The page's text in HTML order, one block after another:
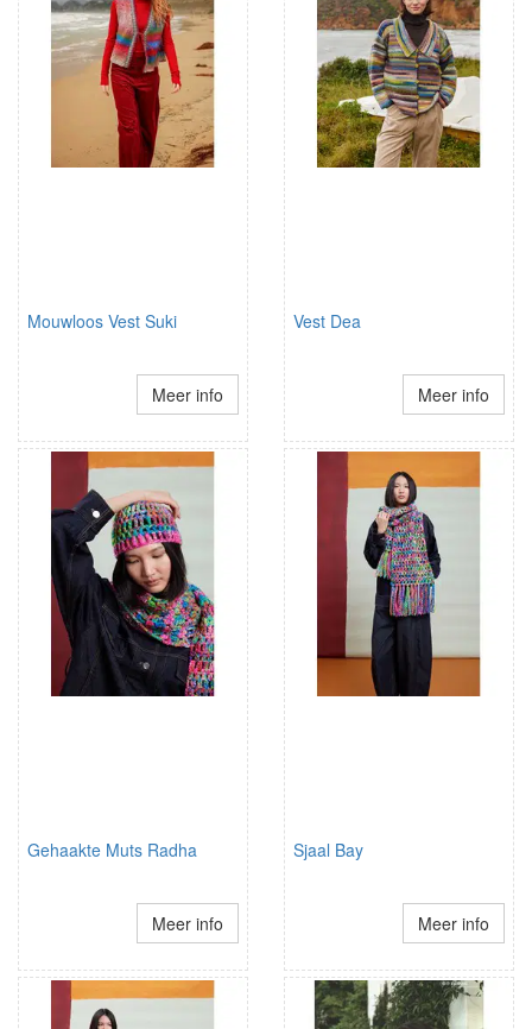
Mouwloos Vest Suki
Meer info
Vest Dea
Meer info
Gehaakte Muts Radha
Meer info
Sjaal Bay
Meer info